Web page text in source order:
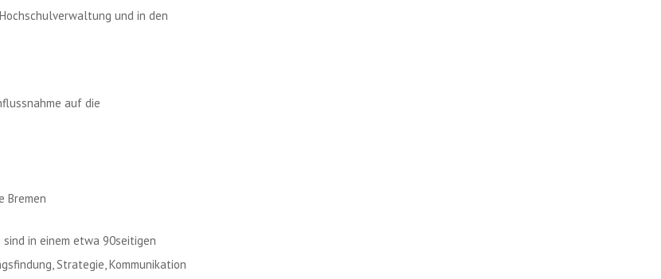
und in den
auf die
Bremen
in einem etwa 90seitigen
Strategie, Kommunikation